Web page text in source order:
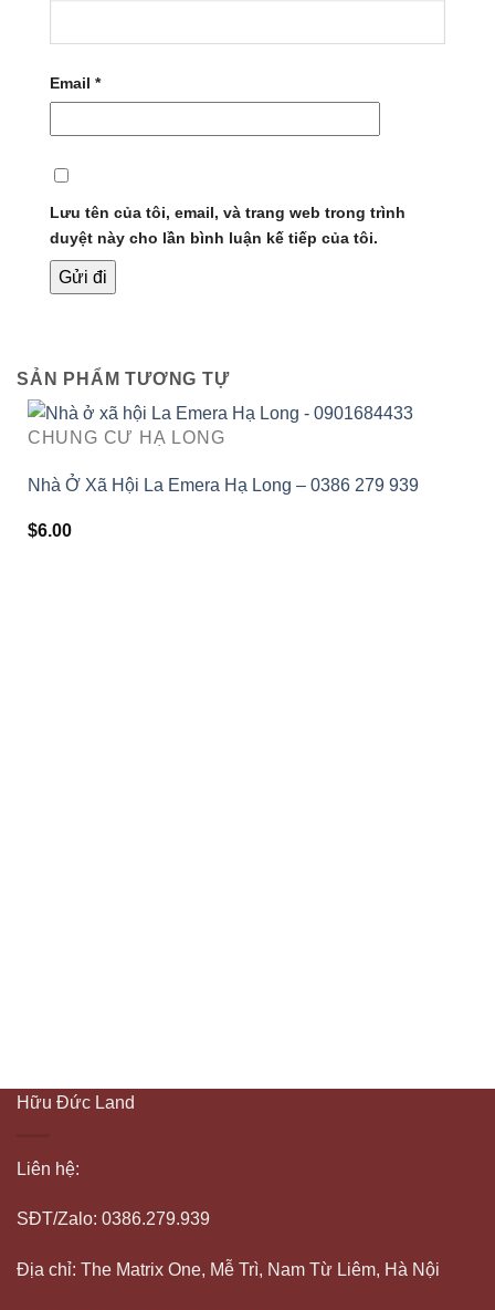
Email *
Lưu tên của tôi, email, và trang web trong trình
duyệt này cho lần bình luận kế tiếp của tôi.
SẢN PHẨM TƯƠNG TỰ
CHUNG CƯ HẠ LONG
Nhà Ở Xã Hội La Emera Hạ Long – 0386 279 939
$6.00
Hữu Đức Land
Liên hệ:
SĐT/Zalo: 0386.279.939
Địa chỉ: The Matrix One, Mễ Trì, Nam Từ Liêm, Hà Nội